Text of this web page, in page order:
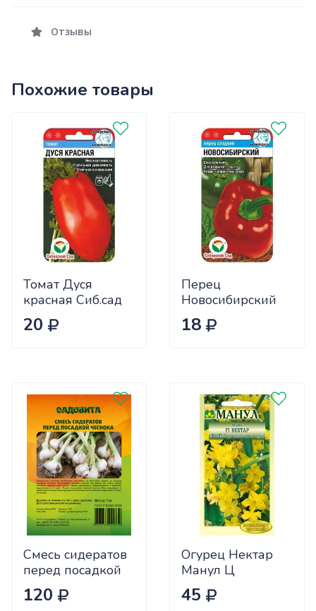
Отзывы
Похожие товары
Томат Дуся
красная Сиб.сад
Ц
20
Перец
Новосибирский
(ранний) Сиб.сад
Ц
18
Смесь сидератов
перед посадкой
чеснока 0,5кг
САДОВИТА
120
Огурец Нектар
Манул Ц
45